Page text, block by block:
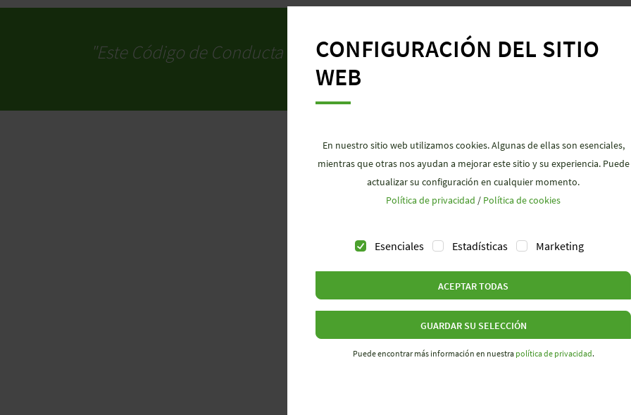
"Este Código de Conducta establece los principios básicos en los que
CÓDIGO DE CONDUCTA
El Código de Conducta del Grupo Wieland Electric
medidas de cumplimiento. También actúa como
todos los trabajadores. Este código ético está
tanto interna como externamente en varios idiomas.
Tabla de contenidos:
CONFIGURACIÓN DEL SITIO
WEB
En nuestro sitio web utilizamos cookies. Algunas de ellas son esenciales,
mientras que otras nos ayudan a mejorar este sitio y su experiencia. Puede
actualizar su configuración en cualquier momento.
Política de privacidad / Política de cookies
Esenciales Estadísticas Marketing
ACEPTAR TODAS
GUARDAR SU SELECCIÓN
Puede encontrar más información en nuestra política de privacidad.